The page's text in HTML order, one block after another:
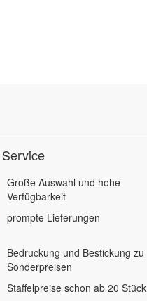
Große Auswahl und hohe
Verfügbarkeit
prompte Lieferungen
Bedruckung und Bestickung zu
Sonderpreisen
Staffelpreise schon ab 20 Stück